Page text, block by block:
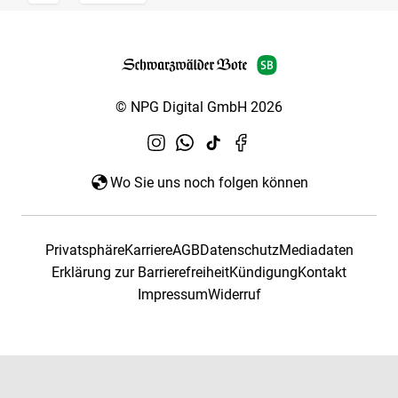
© NPG Digital GmbH 2026
Wo Sie uns noch folgen können
PrivatsphäreKarriereAGBDatenschutzMediadaten
Erklärung zur BarrierefreiheitKündigungKontakt
ImpressumWiderruf